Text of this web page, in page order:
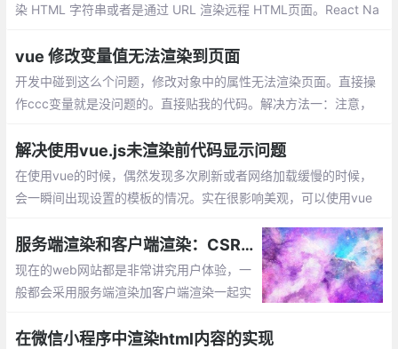
染 HTML 字符串或者是通过 URL 渲染远程 HTML页面。React Na
vue 修改变量值无法渲染到页面
开发中碰到这么个问题，修改对象中的属性无法渲染页面。直接操
作ccc变量就是没问题的。直接贴我的代码。解决方法一：注意，
解决使用vue.js未渲染前代码显示问题
在使用vue的时候，偶然发现多次刷新或者
网络加载缓慢的时候，会一瞬间出现设置的
e现成的指令来解决这个问题：v-cloak
服务端渲染和客户端渲染：CSR和SSR
现在的web网站都是非常讲究用户体验，一
般都会采用服务端渲染加客户端渲染一起实
（SEO），利于被网页爬虫抓取数据，多见
在微信小程序中渲染html内容的实现